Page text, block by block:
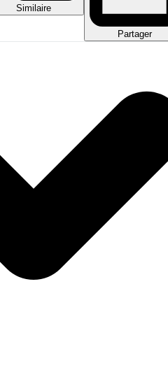
Similaire
Partager